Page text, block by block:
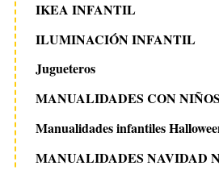
IKEA INFANTIL
ILUMINACIÓN INFANTIL
Jugueteros
MANUALIDADES CON NIÑOS
Manualidades infantiles
MANUALIDADES NAVIDAD